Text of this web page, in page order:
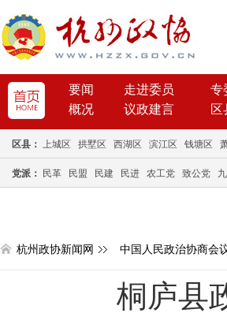
要闻 走进委员
专
概况
议政建言 区
区县： 上城区 拱墅区 西湖区 滨江区 钱塘区
党派： 民革 民盟 民建 民进 农工党 致公党
杭州政协新闻网 中国人民政治协商会
桐庐县